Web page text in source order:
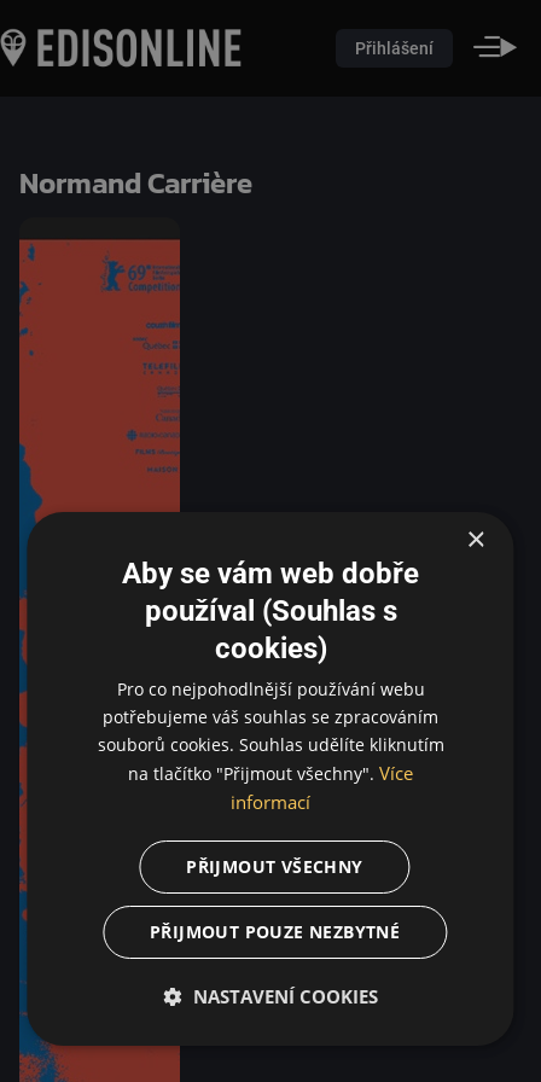
Přihlášení
Normand Carrière
×
Aby se vám web dobře
používal (Souhlas s
cookies)
Pro co nejpohodlnější používání webu
potřebujeme váš souhlas se zpracováním
souborů cookies. Souhlas udělíte kliknutím
na tlačítko "Přijmout všechny". Více
informací
PŘIJMOUT VŠECHNY
PŘIJMOUT POUZE NEZBYTNÉ
NASTAVENÍ COOKIES